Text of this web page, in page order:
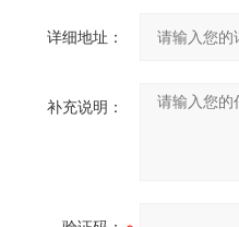
详细地址：
补充说明：